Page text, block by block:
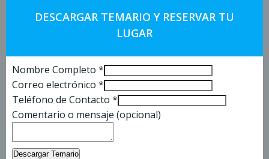
DESCARGAR TEMARIO Y RESERVAR TU
LUGAR
Nombre Completo *
Correo electrónico *
Teléfono de Contacto *
Comentario o mensaje (opcional)
Descargar Temario